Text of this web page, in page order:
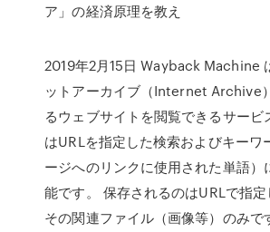
ア」の経済原理を教え
2019年2月15日 Wayback Machine
ットアーカイブ（Internet Archive
るウェブサイトを閲覧できるサー
はURLを指定した検索およびキーワ
ージへのリンクに使用された単語）
能です。 保存されるのはURLで指定
その関連ファイル（画像等）のみで